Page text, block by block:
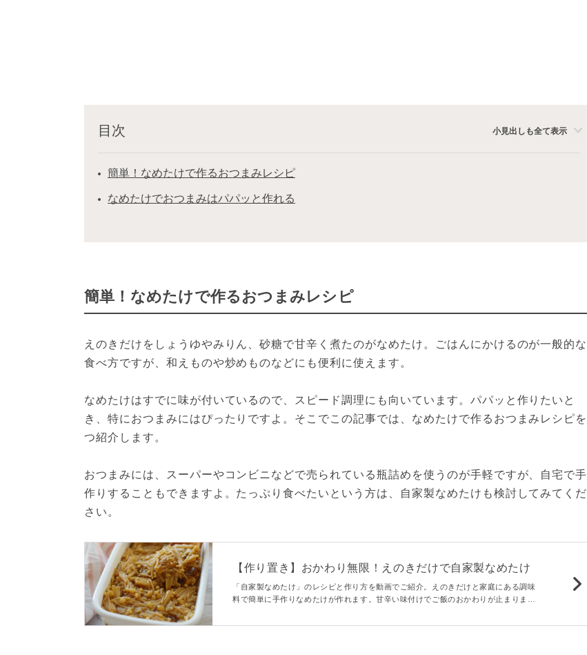
目次 小見出しも全て表示
簡単！なめたけで作るおつまみレシピ
なめたけでおつまみはパパッと作れる
簡単！なめたけで作るおつまみレシピ
えのきだけをしょうゆやみりん、砂糖で甘辛く煮たのがなめたけ。ごはんにかけるのが一般的な
食べ方ですが、和えものや炒めものなどにも便利に使えます。
なめたけはすでに味が付いているので、スピード調理にも向いています。パパッと作りたいと
き、特におつまみにはぴったりですよ。そこでこの記事では、なめたけで作るおつまみレシピ
つ紹介します。
おつまみには、スーパーやコンビニなどで売られている瓶詰めを使うのが手軽ですが、自宅で手
作りすることもできますよ。たっぷり食べたいという方は、自家製なめたけも検討してみてくだ
さい。
【作り置き】おかわり無限！えのきだけで自家製なめたけ
「自家製なめたけ」のレシピと作り方を動画でご紹介。えのきだけと家庭にある調味
料で簡単に手作りなめたけが作れます。甘辛い味付けでご飯のおかわりが止まりませ